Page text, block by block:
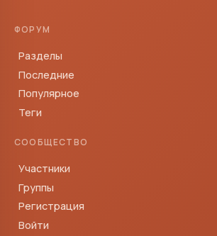
ФОРУМ
Разделы
Последние
Популярное
Теги
СООБЩЕСТВО
Участники
Группы
Регистрация
Войти